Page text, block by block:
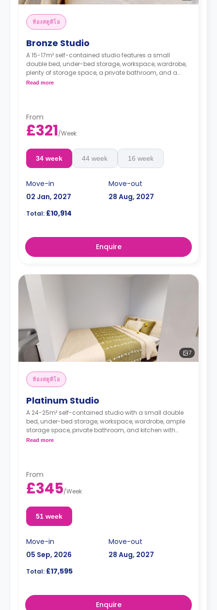
ห้องสตูดิโอ
Bronze Studio
A 15-17m² self-contained studio features a small
double bed, under-bed storage, workspace, wardrobe,
plenty of storage space, a private bathroom, and a
kitchenette with microwave/oven, hob, and fridge.
Read more
From
£321/Week
34 week 44 week 16 week
Move-in
02 Jan, 2027
Move-out
28 Aug, 2027
Total: £10,914
Enquire
7
ห้องสตูดิโอ
Platinum Studio
A 24-25m² self-contained studio with a small double
bed, under-bed storage, workspace, wardrobe, ample
storage space, private bathroom, and kitchen with
microwave/oven, hob, and fridge. Some studios offer
Read more
From
£345/Week
51 week
Move-in
05 Sep, 2026
Move-out
28 Aug, 2027
Total: £17,595
Enquire